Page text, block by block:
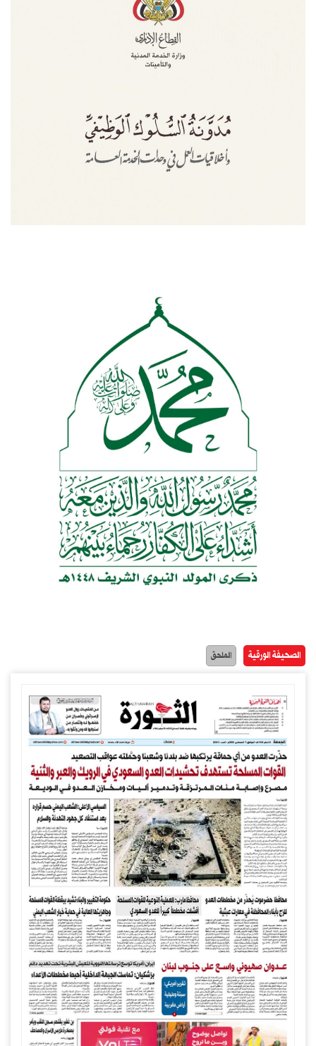
الصحيفة الورقية الملحق